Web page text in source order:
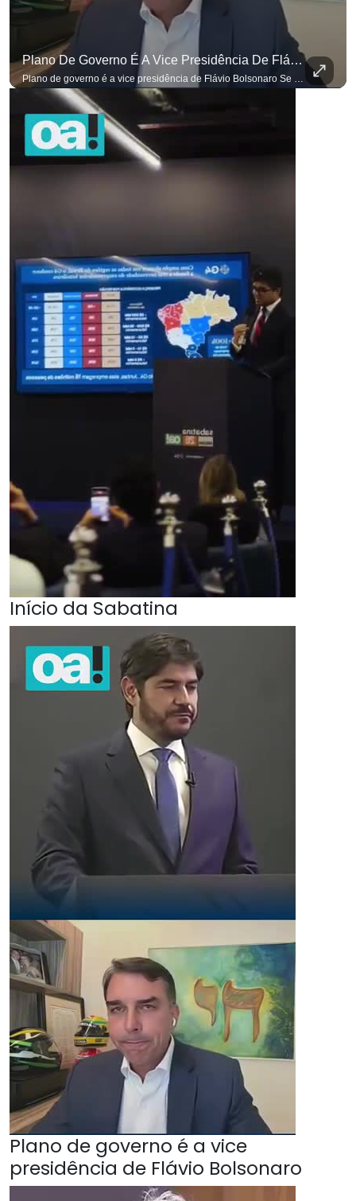
para não perder nenhuma atualização! Ouça O Antagonista nos principais
Plano De Governo É A Vice Presidência De Flávio Bolsonaro
Plano de governo é a vice presidência de Flávio Bolsonaro Se você busca informação com credibilidade, inscreva-se agora e ative o
Início da Sabatina
Plano de governo é a vice
presidência de Flávio Bolsonaro